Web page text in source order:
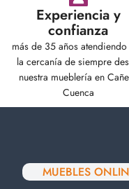
Experiencia y
confianza
más de 35 años
la cercanía de siempre
nuestra mueblería en
Cuenca
MUEBLES